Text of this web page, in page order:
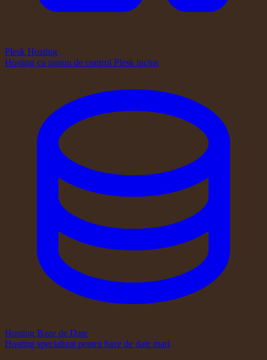
Plesk Hosting
Hosting cu panou de control Plesk inclus
Hosting Baze de Date
Hosting specializat pentru baze de date mari